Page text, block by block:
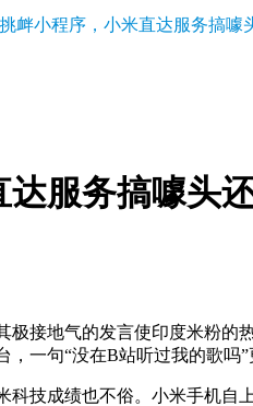
挑衅小程序，小米直达服务搞噱
服务搞噱头
接地气的发言使印度米粉的
一句“没在B站听过我的歌
成绩也不俗。小米手机自